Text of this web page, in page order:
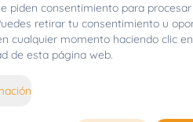
piden consentimiento para
retirar tu consentimiento u
cualquier momento haciendo clic
de esta página web.